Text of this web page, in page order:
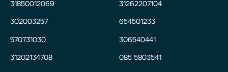
31850012069
302003257
570731030
31202134708
31262207104
654501233
306540441
085 5803541